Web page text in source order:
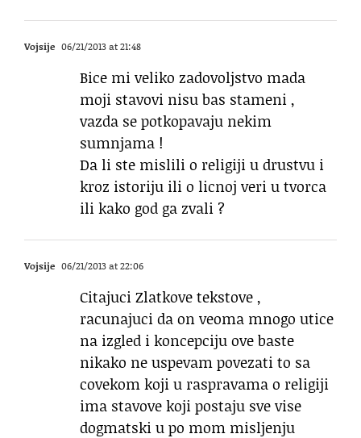
Vojsije 06/21/2013 at 21:48
Bice mi veliko zadovoljstvo mada
moji stavovi nisu bas stameni ,
vazda se potkopavaju nekim
sumnjama !
Da li ste mislili o religiji u drustvu i
kroz istoriju ili o licnoj veri u tvorca
ili kako god ga zvali ?
Vojsije 06/21/2013 at 22:06
Citajuci Zlatkove tekstove ,
racunajuci da on veoma mnogo utice
na izgled i koncepciju ove baste
nikako ne uspevam povezati to sa
covekom koji u raspravama o religiji
ima stavove koji postaju sve vise
dogmatski u po mom misljenju